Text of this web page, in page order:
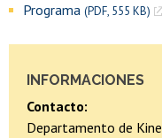
Programa (PDF, 555 KB)
INFORMACIONES
Contacto:
Departamento de